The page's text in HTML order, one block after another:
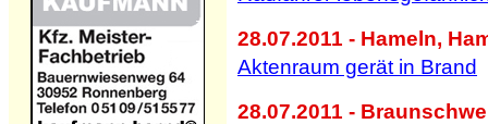
28.07.2011 - Hameln,
Aktenraum gerät in Brand
28.07.2011 -